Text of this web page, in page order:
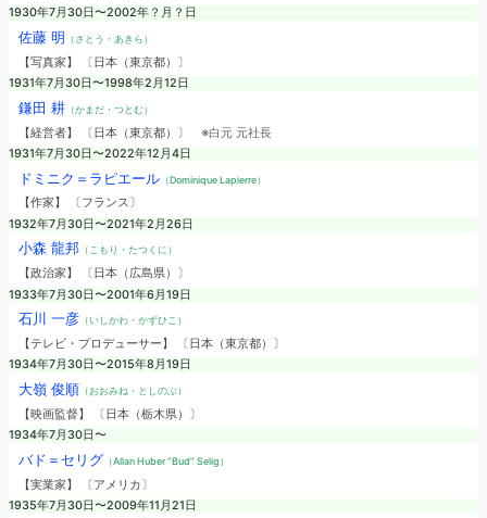
1930年7月30日〜2002年？月？日
佐藤 明 （さとう・あきら）
【写真家】 〔日本（東京都）〕
1931年7月30日〜1998年2月12日
鎌田 耕（かまだ・つとむ）
【経営者】 〔日本（東京都）〕 ※白元 元社長
1931年7月30日〜2022年12月4日
ドミニク＝ラピエール（Dominique Lapierre）
【作家】 〔フランス〕
1932年7月30日〜2021年2月26日
小森 龍邦（こもり・たつくに）
【政治家】 〔日本（広島県）〕
1933年7月30日〜2001年6月19日
石川 一彦（いしかわ・かずひこ）
【テレビ・プロデューサー】 〔日本（東京都）〕
1934年7月30日〜2015年8月19日
大嶺 俊順 （おおみね・としのぶ）
【映画監督】 〔日本（栃木県）〕
1934年7月30日〜
バド＝セリグ （Allan Huber “Bud” Selig）
【実業家】 〔アメリカ〕
1935年7月30日〜2009年11月21日